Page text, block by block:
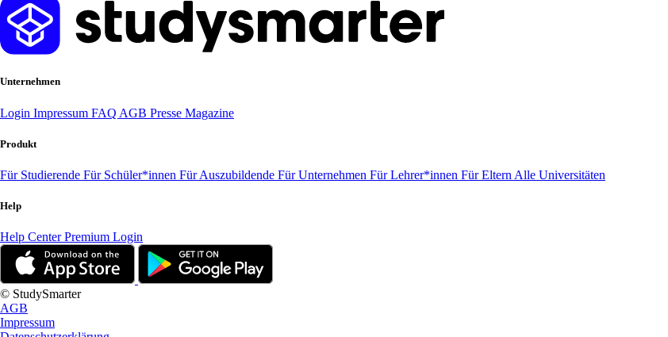
Unternehmen
Login Impressum FAQ AGB Presse Magazine
Produkt
Für Studierende Für Schüler*innen Für Auszubildende Für Unternehmen Für Lehrer*innen Für Eltern Alle Universitäten
Help
Help CenterPremium Login
© StudySmarter
AGB
Impressum